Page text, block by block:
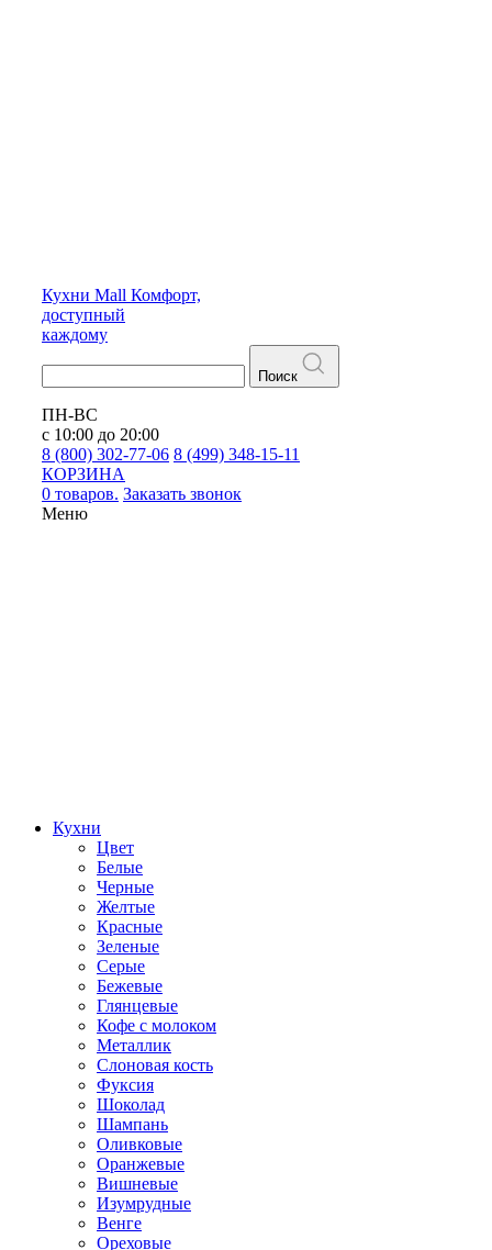
Кухни Mall Комфорт,
доступный
каждому
Поиск
ПН-ВС
с 10:00 до 20:00
8 (800) 302-77-06 8 (499) 348-15-11
КОРЗИНА
0 товаров. Заказать звонок
Меню
Кухни
Цвет
Белые
Черные
Желтые
Красные
Зеленые
Серые
Бежевые
Глянцевые
Кофе с молоком
Металлик
Слоновая кость
Фуксия
Шоколад
Шампань
Оливковые
Оранжевые
Вишневые
Изумрудные
Венге
Ореховые